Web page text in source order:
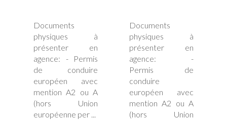
Documents
physiques à
présenter en
agence: - Permis
de conduire
européen avec
mention A2 ou A
(hors Union
européenne per ...
Documents
physiques à
présenter en
agence: -
Permis de
conduire
européen avec
mention A2 ou A
(hors Union